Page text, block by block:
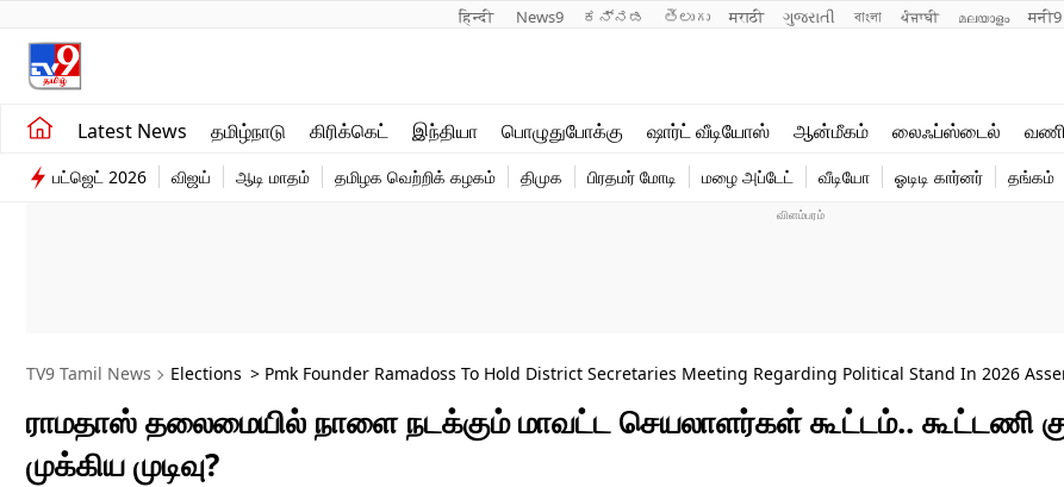
हिन्दी News9 ಕನ್ನಡ తెలుగు मराठी ગુજરાતી বাংলা ਪੰਜਾਬੀ മലയാളം मनी9
Latest News தமிழ்நாடு கிரிக்கெட் இந்தியா பொழுதுபோக்கு ஷார்ட் வீடியோஸ் ஆன்மீகம் லைஃப்ஸ்டைல்
சமீபத்திய செய்திகள்
தமிழ்நாடு
விளையாட்டு
வணிகம்
வைரல்
பட்ஜெட் 2026 விஜய் ஆடி மாதம் தமிழக வெற்றிக் கழகம் திமுக பிரதமர் மோடி மழை அப்டேட் வீடியோ ஓடிடி கார்னர் தங்கம்
TV9 Tamil News Elections > Pmk Founder Ramadoss To Hold District Secretaries Meeting Regarding Political Stand In 2026
ராமதாஸ் தலைமையில் நாளை நடக்கும் மாவட்ட செயலாளர்கள் கூட்டம்.. கூட்டணி
முக்கிய முடிவு?